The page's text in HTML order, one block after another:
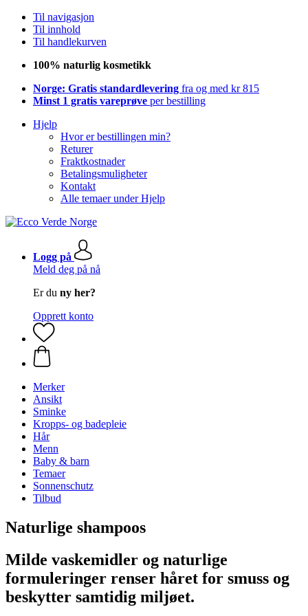
Til navigasjon
Til innhold
Til handlekurven
100% naturlig kosmetikk
Norge: Gratis standardlevering fra og med kr 815
Minst 1 gratis vareprøve per bestilling
Hjelp
Hvor er bestillingen min?
Returer
Fraktkostnader
Betalingsmuligheter
Kontakt
Alle temaer under Hjelp
Logg på
Meld deg på nå
Er du ny her?
Opprett konto
Merker
Ansikt
Sminke
Kropps- og badepleie
Hår
Menn
Baby & barn
Temaer
Sonnenschutz
Tilbud
Naturlige shampoos
Milde vaskemidler og naturlige
formuleringer renser håret for smuss og
beskytter samtidig miljøet.